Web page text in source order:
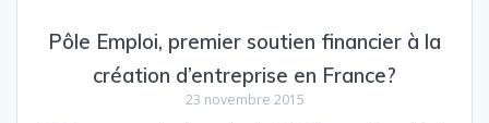
Pôle Emploi, premier soutien financier à la
création d’entreprise en France?
23 novembre 2015